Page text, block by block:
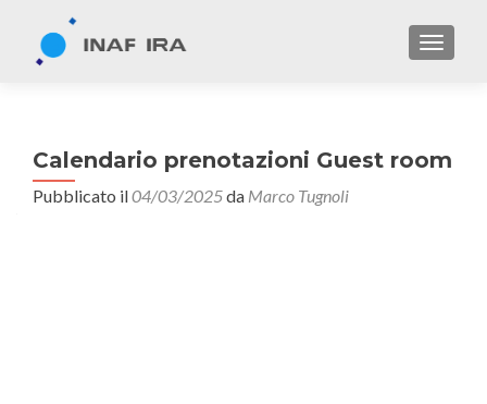
Calendario prenotazioni Guest room
Pubblicato il04/03/2025da Marco Tugnoli